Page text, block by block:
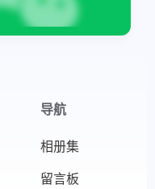
导航
相册集
留言板